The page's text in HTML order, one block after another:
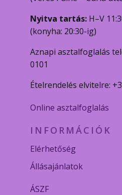
Nyitva tartás: H–V
(konyha: 20:30-ig)
Aznapi asztalfoglalás
0101
Ételrendelés elvitelre:
Online asztalfoglalás
INFORMÁCIÓK
Elérhetőség
Állásajánlatok
ÁSZF